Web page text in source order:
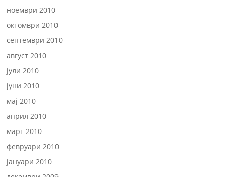
ноември 2010
октомври 2010
септември 2010
август 2010
јули 2010
јуни 2010
мај 2010
април 2010
март 2010
февруари 2010
јануари 2010